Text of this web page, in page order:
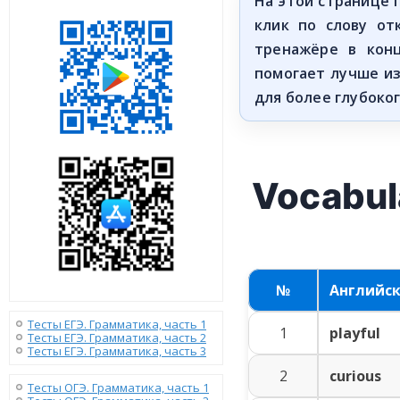
Тесты ЕГЭ. Грамматика, часть 1
Тесты ЕГЭ. Грамматика, часть 2
Тесты ЕГЭ. Грамматика, часть 3
Тесты ОГЭ. Грамматика, часть 1
клик по слову
тренажёре в
помогает лучше
для более
№
1 playful
2 curious